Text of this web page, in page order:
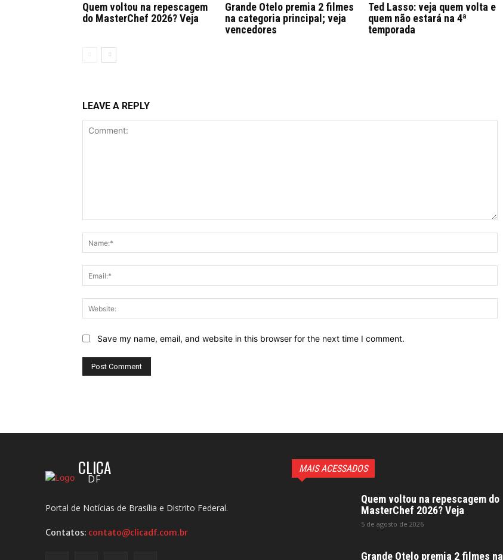
Quem voltou na repescagem
do MasterChef 2026? Veja
Grande Otelo premia 2 filmes
na categoria principal; veja
vencedores
Ted Lasso: veja quem volta e
quem não estará na 4ª
temporada
LEAVE A REPLY
Save my name, email, and website in this browser for the next time I comment.
CLICA
DF
Portal de Notícias de Brasília e Distrito Federal.
Contatos: contato@clicadf.com.br
MAIS ACESSADOS
Quem voltou na repescagem do
MasterChef 2026? Veja
5 de agosto de 2026
Grande Otelo premia 2 filmes na